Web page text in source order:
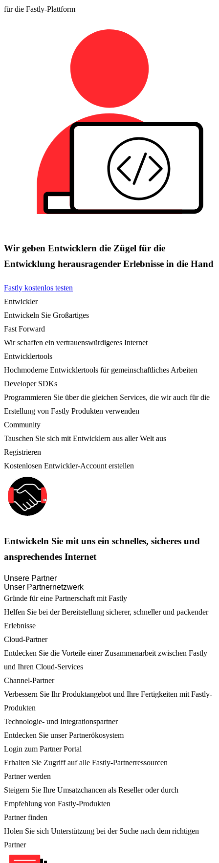
für die Fastly-Plattform
Wir geben Entwicklern die Zügel für die
Entwicklung herausragender Erlebnisse in die Hand
Fastly kostenlos testen
Entwickler
Entwickeln Sie Großartiges
Fast Forward
Wir schaffen ein vertrauenswürdigeres Internet
Entwicklertools
Hochmoderne Entwicklertools für gemeinschaftliches Arbeiten
Developer SDKs
Programmieren Sie über die gleichen Services, die wir auch für die
Erstellung von Fastly Produkten verwenden
Community
Tauschen Sie sich mit Entwicklern aus aller Welt aus
Registrieren
Kostenlosen Entwickler-Account erstellen
Entwickeln Sie mit uns ein schnelles, sicheres und
ansprechendes Internet
Unsere Partner
Unser Partnernetzwerk
Gründe für eine Partnerschaft mit Fastly
Helfen Sie bei der Bereitstellung sicherer, schneller und packender
Erlebnisse
Cloud-Partner
Entdecken Sie die Vorteile einer Zusammenarbeit zwischen Fastly
und Ihren Cloud-Services
Channel-Partner
Verbessern Sie Ihr Produktangebot und Ihre Fertigkeiten mit Fastly-
Produkten
Technologie- und Integrationspartner
Entdecken Sie unser Partnerökosystem
Login zum Partner Portal
Erhalten Sie Zugriff auf alle Fastly-Partnerressourcen
Partner werden
Steigern Sie Ihre Umsatzchancen als Reseller oder durch
Empfehlung von Fastly-Produkten
Partner finden
Holen Sie sich Unterstützung bei der Suche nach dem richtigen
Partner